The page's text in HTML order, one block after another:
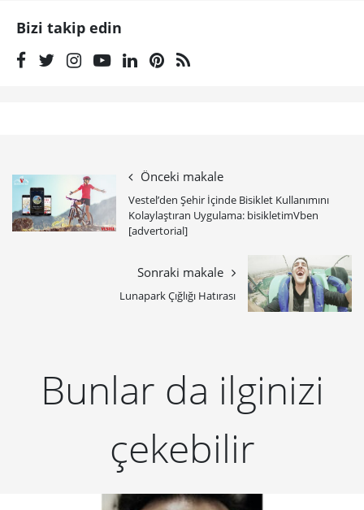
Bizi takip edin
Önceki makale
Vestel’den Şehir İçinde Bisiklet Kullanımını
Kolaylaştıran Uygulama: bisikletimVben
[advertorial]
Sonraki makale
Lunapark Çığlığı Hatırası
Bunlar da ilginizi
çekebilir